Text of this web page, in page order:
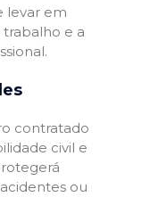
levar em
trabalho e a
contratado
civil e
ou